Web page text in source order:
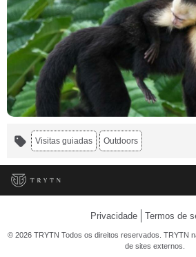
Visitas guiadas Outdoors
Privacidade Termos de
© 2026 TRYTN Todos os direitos reservados. TRYTN
de sites externos.